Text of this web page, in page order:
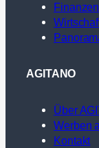
Finanzen
AGITANO
Über
Werben
Kontakt